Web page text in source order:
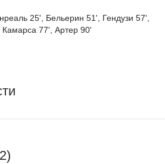
25', Бельерин 51', Гендузи 57',
77', Артер 90'